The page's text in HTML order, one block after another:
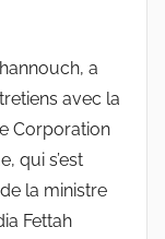
a
avec la
Corporation
qui s’est
la ministre
Fettah